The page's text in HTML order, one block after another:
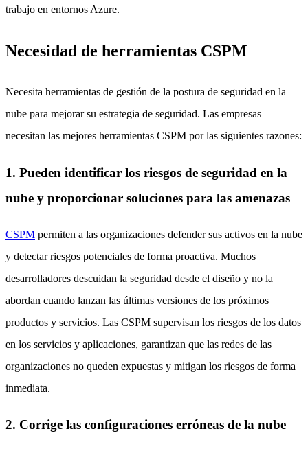
trabajo en entornos Azure.
Necesidad de herramientas CSPM
Necesita herramientas de gestión de la postura de seguridad en la
nube para mejorar su estrategia de seguridad. Las empresas
necesitan las mejores herramientas CSPM por las siguientes razones:
1. Pueden identificar los riesgos de seguridad en la
nube y proporcionar soluciones para las amenazas
CSPM permiten a las organizaciones defender sus activos en la nube
y detectar riesgos potenciales de forma proactiva. Muchos
desarrolladores descuidan la seguridad desde el diseño y no la
abordan cuando lanzan las últimas versiones de los próximos
productos y servicios. Las CSPM supervisan los riesgos de los datos
en los servicios y aplicaciones, garantizan que las redes de las
organizaciones no queden expuestas y mitigan los riesgos de forma
inmediata.
2. Corrige las configuraciones erróneas de la nube